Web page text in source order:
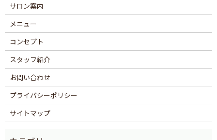
サロン案内
メニュー
コンセプト
スタッフ紹介
お問い合わせ
プライバシーポリシー
サイトマップ